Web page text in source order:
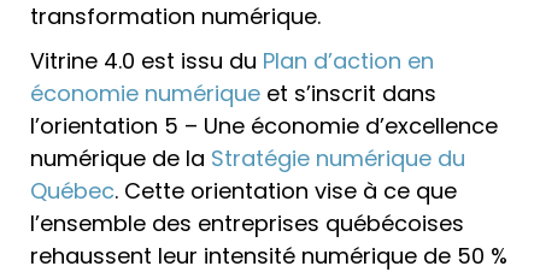
transformation numérique.
Vitrine 4.0 est issu du Plan d’action en
économie numérique et s’inscrit dans
l’orientation 5 – Une économie d’excellence
numérique de la Stratégie numérique du
Québec. Cette orientation vise à ce que
l’ensemble des entreprises québécoises
rehaussent leur intensité numérique de 50 %